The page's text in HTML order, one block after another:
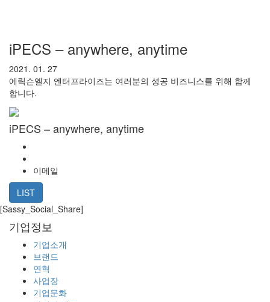
iPECS – anywhere, anytime
2021. 01. 27
에릭슨엘지 엔터프라이즈는 여러분의 성공 비즈니스를 위해 함께
합니다.
iPECS – anywhere, anytime
이메일
LIST
[Sassy_Social_Share]
기업정보
기업소개
브랜드
연혁
사업장
기업문화